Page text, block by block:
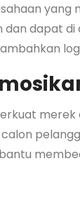
dapat di
merek